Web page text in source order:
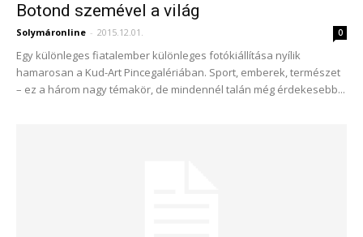
Botond szemével a világ
Solymáronline - 2015.12.01. 0
Egy különleges fiatalember különleges fotókiállítása nyílik
hamarosan a Kud-Art Pincegalériában. Sport, emberek, természet
– ez a három nagy témakör, de mindennél talán még érdekesebb...